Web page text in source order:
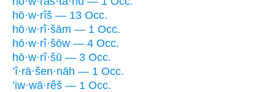
hō·w·rîš — 13 Occ.
hō·w·rî·šām — 1 Occ.
hō·w·rî·šōw — 4 Occ.
hō·w·rî·šū — 3 Occ.
’î·rā·šen·nāh — 1 Occ.
’iw·wā·rêš — 1 Occ.